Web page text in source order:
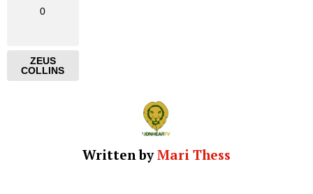
0
ZEUS
COLLINS
Written byMari Thess